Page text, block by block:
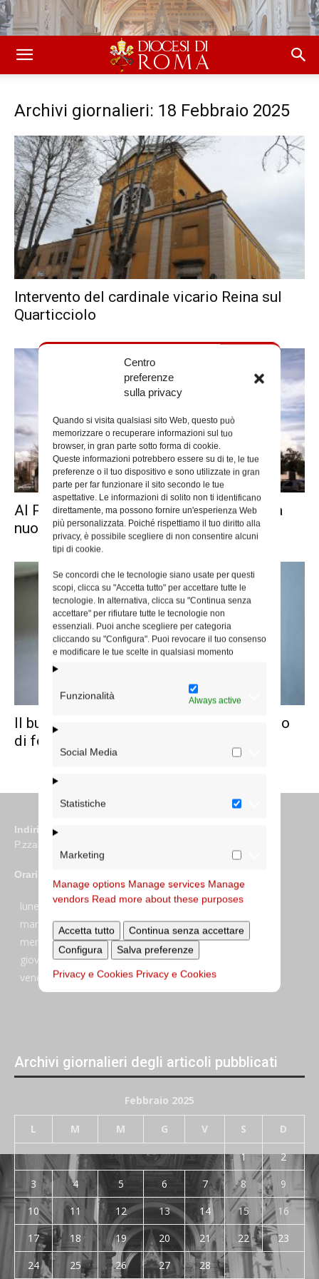
Centro
preferenze
sulla privacy
Quando si visita qualsiasi sito Web, questo può
memorizzare o recuperare informazioni sul tuo
browser, in gran parte sotto forma di cookie.
Queste informazioni potrebbero essere su di te, le tue
preferenze o il tuo dispositivo e sono utilizzate in gran
parte per far funzionare il sito secondo le tue
aspettative. Le informazioni di solito non ti identificano
direttamente, ma possono fornire un'esperienza Web
più personalizzata. Poiché rispettiamo il tuo diritto alla
privacy, è possibile scegliere di non consentire alcuni
tipi di cookie.
Se concordi che le tecnologie siano usate per questi
scopi, clicca su "Accetta tutto" per accettare tutte le
tecnologie. In alternativa, clicca su "Continua senza
accettare" per rifiutare tutte le tecnologie non
essenziali. Puoi anche scegliere per categoria
cliccando su "Configura". Puoi revocare il tuo consenso
e modificare le tue scelte in qualsiasi momento
Funzionalità Always active
Social Media
Statistiche
Marketing
Manage options Manage services Manage
vendors Read more about these purposes
Accetta tutto
Continua senza accettare
Configura
Salva preferenze
Privacy e Cookies Privacy e Cookies
Archivi giornalieri: 18 Febbraio 2025
Intervento del cardinale vicario Reina sul
Quarticciolo
Al Polo della Carità “Don Pino Puglisi” la
nuova sede di...
Il business delle armi: se ne parla al corso
di formazione...
Indirizzo
P.zza S. Giovanni in Laterano 6 00184 Roma
Orari
lunedi:
7:45–13:45
martedi:
7:45–13:15 e 14:00-17:30
mercoledi:
7:45–13:15 e 14:00-17:30
giovedi:
7:45–13:45
venerdi:
7:45–13:45
Archivi giornalieri degli articoli pubblicati
Febbraio 2025
L M M G V S D
1
2
3
4 5 6 7 8
9
10
11 12 13 14 15
16
17
18 19 20 21 22
23
24
25 26 27 28